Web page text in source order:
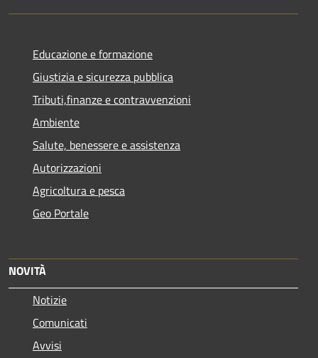
Educazione e formazione
Giustizia e sicurezza pubblica
Tributi,finanze e contravvenzioni
Ambiente
Salute, benessere e assistenza
Autorizzazioni
Agricoltura e pesca
Geo Portale
NOVITÀ
Notizie
Comunicati
Avvisi